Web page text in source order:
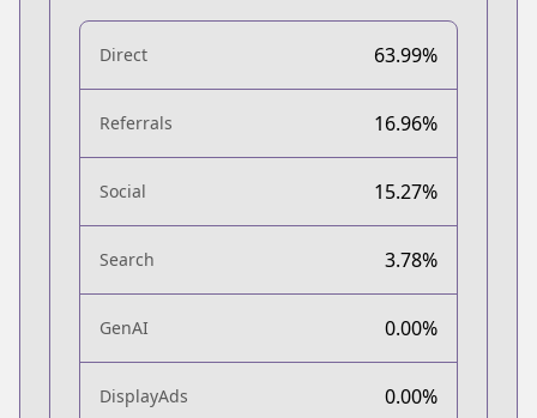
Direct 63.99%
Referrals 16.96%
Social 15.27%
Search 3.78%
GenAI 0.00%
DisplayAds 0.00%